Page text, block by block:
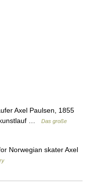
Axel Paulsen, 1855
…
Das große
Norwegian skater Axel